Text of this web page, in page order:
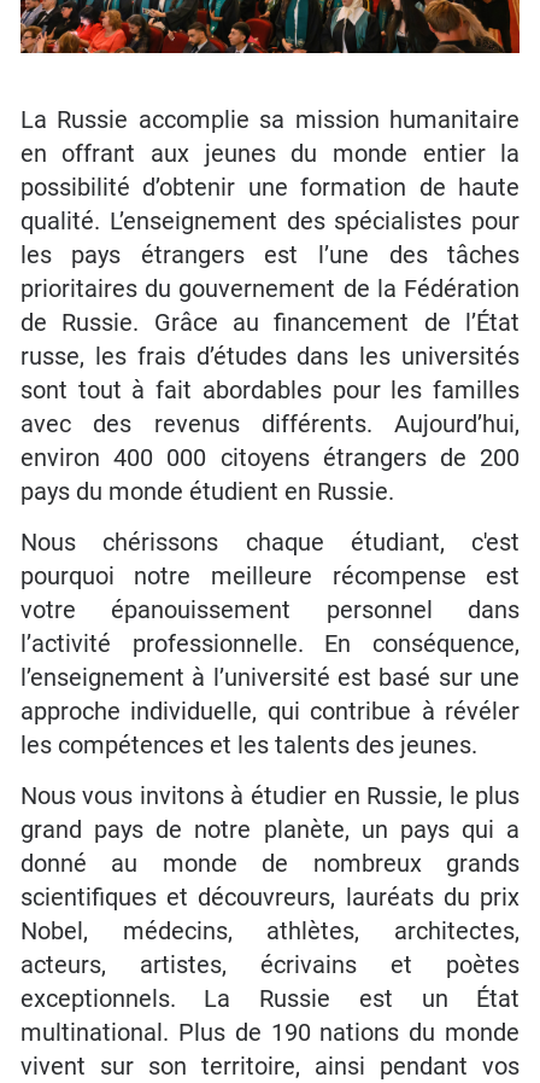
La Russie accomplie sa mission humanitaire
en offrant aux jeunes du monde entier la
possibilité d’obtenir une formation de haute
qualité. L’enseignement des spécialistes pour
les pays étrangers est l’une des tâches
prioritaires du gouvernement de la Fédération
de Russie. Grâce au financement de l’État
russe, les frais d’études dans les universités
sont tout à fait abordables pour les familles
avec des revenus différents. Aujourd’hui,
environ 400 000 citoyens étrangers de 200
pays du monde étudient en Russie.
Nous chérissons chaque étudiant, c'est
pourquoi notre meilleure récompense est
votre épanouissement personnel dans
l’activité professionnelle. En conséquence,
l’enseignement à l’université est basé sur une
approche individuelle, qui contribue à révéler
les compétences et les talents des jeunes.
Nous vous invitons à étudier en Russie, le plus
grand pays de notre planète, un pays qui a
donné au monde de nombreux grands
scientifiques et découvreurs, lauréats du prix
Nobel, médecins, athlètes, architectes,
acteurs, artistes, écrivains et poètes
exceptionnels. La Russie est un État
multinational. Plus de 190 nations du monde
vivent sur son territoire, ainsi pendant vos